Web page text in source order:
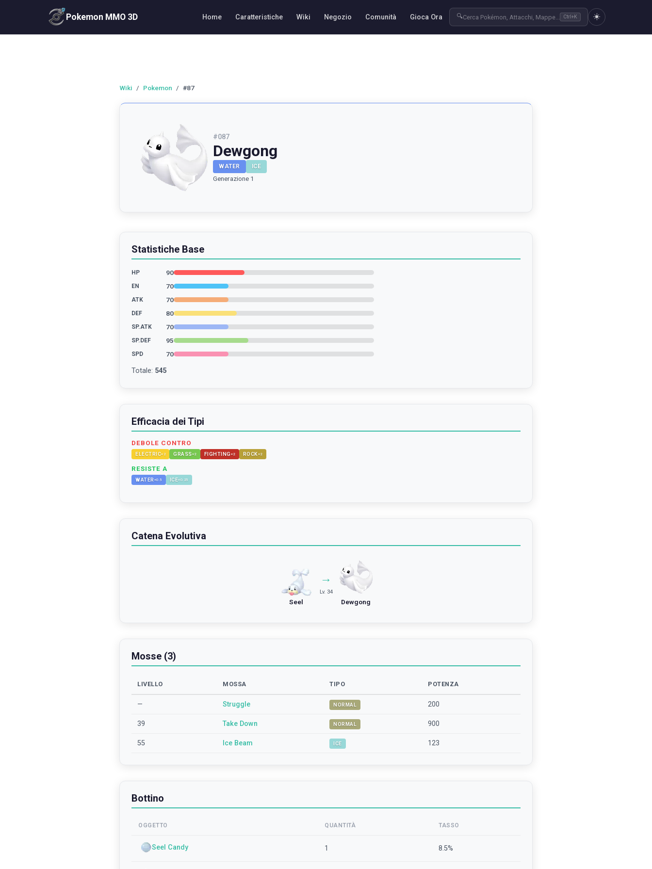
Pokemon MMO 3D Home Caratteristiche Wiki Negozio Comunità Gioca Ora 🔍Cerca Pokémon, Attacchi, Mappe... Ctrl+K ☀️
Wiki / Pokemon / #87
#087
Dewgong
WATER ICE
Generazione 1
Statistiche Base
HP 90
EN 70
ATK 70
DEF 80
SP.ATK 70
SP.DEF 95
SPD 70
Totale: 545
Efficacia dei Tipi
DEBOLE CONTRO
ELECTRIC× 2 GRASS×2 FIGHTING ×2 ROCK×2
RESISTE A
WATER ×0.5 ICE×0.25
Catena Evolutiva
Seel
→
Lv. 34
Dewgong
Mosse (3)
LIVELLO MOSSA TIPO POTENZA
— Struggle NORMAL 200
39 Take Down NORMAL 900
55 Ice Beam ICE 123
Bottino
OGGETTO QUANTITÀ TASSO
Seel Candy 1 8.5%